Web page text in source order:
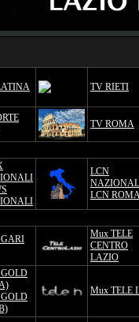
TV RIETI
TV ROMA
LCN
LCN
Mux TELE
CENTRO
LAZIO
Mux TELE